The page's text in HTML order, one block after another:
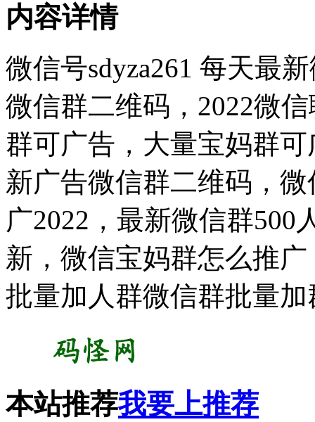
内容详情
微信号sdyza261 每天最
微信群二维码，2022微
群可广告，大量宝妈群
新广告微信群二维码，
广2022，最新微信群500
新，微信宝妈群怎么推
批量加人群微信群批量
本站推荐我要上推荐